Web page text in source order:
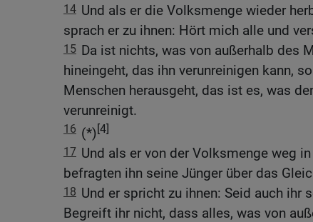
14 Und als er die Volksmenge wieder
sprach er zu ihnen: Hört mich alle und
15 Da ist nichts, was von außerhalb des
hineingeht, das ihn verunreinigen kann,
Menschen herausgeht, das ist es, was
verunreinigt.
16 (*)[4]
17 Und als er von der Volksmenge weg
befragten ihn seine Jünger über das
18 Und er spricht zu ihnen: Seid auch ihr
Begreift ihr nicht, dass alles, was von